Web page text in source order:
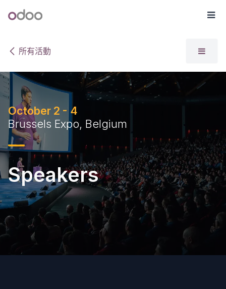
Odoo 選
所有活動
October 2 - 4
Brussels Expo, Belgium
Speakers